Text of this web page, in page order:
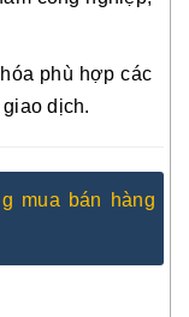
phù hợp các
dịch.
mua bán hàng